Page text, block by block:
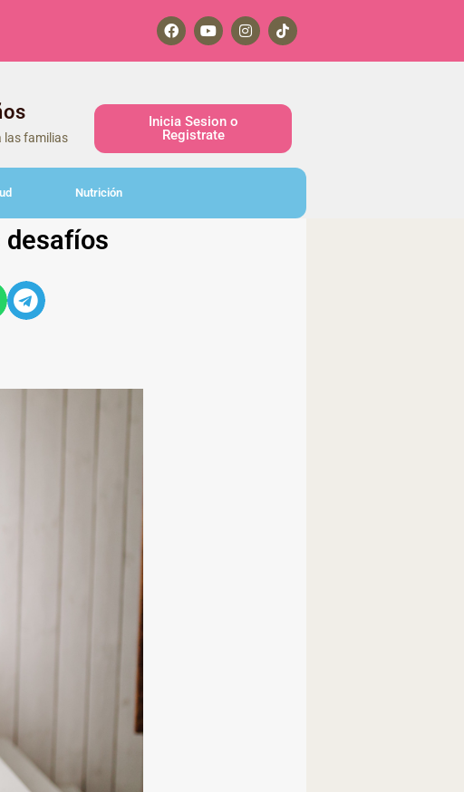
las familias
Inicia Sesion o
Registrate
Nutrición
desafíos